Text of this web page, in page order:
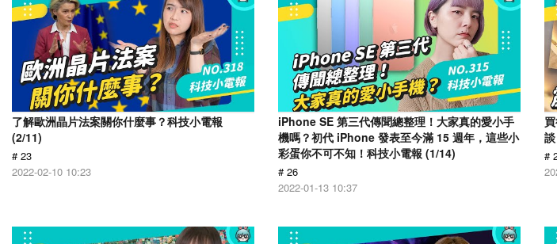
了解歐洲晶片法案關你什麼事？科技小電報
(2/11)
# 23
2022-02-10 10:23
iPhone SE 第三代傳聞總整理！大家真的愛小手
機嗎？初代 iPhone 發表至今滿 15 週年，這些小
彩蛋你不可不知！科技小電報 (1/14)
# 26
2022-01-13 10:37
#